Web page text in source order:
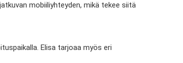
mobiiliyhteyden, mikä tekee siitä
Elisa tarjoaa myös eri